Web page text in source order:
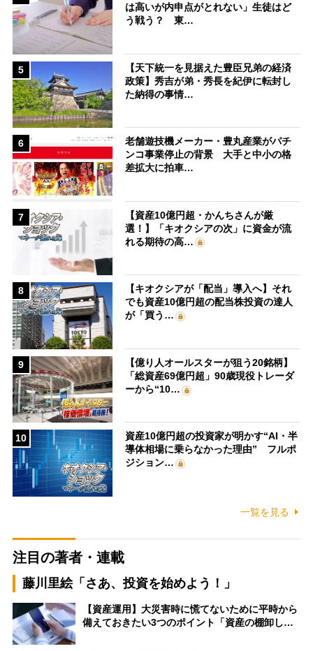
は高いが内申点がとれない」生徒はど
う戦う？ 東…
5
【天下統一を見据えた豊臣兄弟の経済
政策】秀吉が弟・秀長を紀伊に転封し
た納得の事情…
6
老舗遊技機メーカー・豊丸産業がパチ
ンコ事業停止の背景 大手と中小の格
差拡大に拍車…
7
【資産10億円超・かんちさんが厳
選！】「キオクシアの次」に資金が流
れる期待の高…
8
【キオクシアが「配当」導入へ】それ
でも資産10億円超の配当株投資の達人
が「買う…
9
【億り人オールスターが狙う20銘柄】
「総資産69億円超」90歳現役トレーダ
ーから“10…
10
資産10億円超の投資家が明かす“AI・半
導体相場に乗らなかった理由” フルポ
ジション…
一覧を見る
注目の著者・連載
藤川里絵「さあ、投資を始めよう！」
【資産運用】大災害時に慌てないために平時から
備えておきたい3つのポイント「資産の棚卸し…